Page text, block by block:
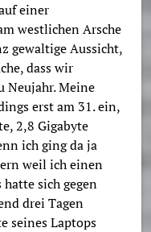
einer
westlichen Arsche
gewaltige Aussicht,
dass wir
Neujahr. Meine
erst am 31. ein,
2,8 Gigabyte
ich ging da ja
weil ich einen
sich gegen
drei Tagen
seines Laptops